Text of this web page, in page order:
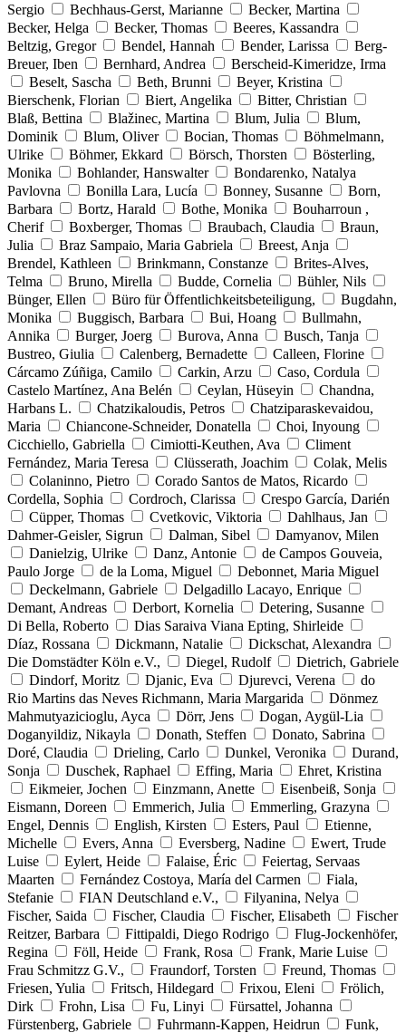
Sergio
Bechhaus-Gerst, Marianne
Becker, Martina
Becker, Helga
Becker, Thomas
Beeres, Kassandra
Beltzig, Gregor
Bendel, Hannah Bender, Larissa
Berg-
Breuer, Iben
Bernhard, Andrea
Berscheid-Kimeridze, Irma
Beselt, Sascha
Beth, Brunni
Beyer, Kristina
Bierschenk, Florian
Biert, Angelika
Bitter, Christian
Blaß, Bettina
Blažinec, Martina Blum, Julia
Blum,
Dominik
Blum, Oliver Bocian, Thomas
Böhmelmann,
Ulrike
Böhmer, Ekkard Börsch, Thorsten
Bösterling,
Monika
Bohlander, Hanswalter
Bondarenko, Natalya
Pavlovna
Bonilla Lara, Lucía Bonney, Susanne
Born,
Barbara
Bortz, Harald Bothe, Monika
Bouharroun ,
Cherif
Boxberger, Thomas Braubach, Claudia
Braun,
Julia
Braz Sampaio, Maria Gabriela
Breest, Anja
Brendel, Kathleen
Brinkmann, Constanze
Brites-Alves,
Telma
Bruno, Mirella Budde, Cornelia
Bühler, Nils
Bünger, Ellen
Büro für Öffentlichkeitsbeteiligung,
Bugdahn,
Monika
Buggisch, Barbara Bui, Hoang
Bullmahn,
Annika
Burger, Joerg Burova, Anna
Busch, Tanja
Bustreo, Giulia
Calenberg, Bernadette
Calleen, Florine
Cárcamo Zúñiga, Camilo
Carkin, Arzu
Caso, Cordula
Castelo Martínez, Ana Belén
Ceylan, Hüseyin
Chandna,
Harbans L.
Chatzikaloudis, Petros
Chatziparaskevaidou,
Maria
Chiancone-Schneider, Donatella
Choi, Inyoung
Cicchiello, Gabriella
Cimiotti-Keuthen, Ava
Climent
Fernández, Maria Teresa
Clüsserath, Joachim
Colak, Melis
Colaninno, Pietro
Corado Santos de Matos, Ricardo
Cordella, Sophia
Cordroch, Clarissa
Crespo García, Darién
Cüpper, Thomas
Cvetkovic, Viktoria
Dahlhaus, Jan
Dahmer-Geisler, Sigrun
Dalman, Sibel
Damyanov, Milen
Danielzig, Ulrike
Danz, Antonie
de Campos Gouveia,
Paulo Jorge
de la Loma, Miguel
Debonnet, Maria Miguel
Deckelmann, Gabriele
Delgadillo Lacayo, Enrique
Demant, Andreas
Derbort, Kornelia
Detering, Susanne
Di Bella, Roberto
Dias Saraiva Viana Epting, Shirleide
Díaz, Rossana
Dickmann, Natalie
Dickschat, Alexandra
Die Domstädter Köln e.V.,
Diegel, Rudolf
Dietrich, Gabriele
Dindorf, Moritz
Djanic, Eva Djurevci, Verena
do
Rio Martins das Neves Richmann, Maria Margarida
Dönmez
Mahmutyazicioglu, Ayca
Dörr, Jens
Dogan, Aygül-Lia
Doganyildiz, Nikayla
Donath, Steffen
Donato, Sabrina
Doré, Claudia
Drieling, Carlo Dunkel, Veronika
Durand,
Sonja
Duschek, Raphael Effing, Maria
Ehret, Kristina
Eikmeier, Jochen
Einzmann, Anette
Eisenbeiß, Sonja
Eismann, Doreen
Emmerich, Julia
Emmerling, Grazyna
Engel, Dennis
English, Kirsten Esters, Paul
Etienne,
Michelle
Evers, Anna Eversberg, Nadine
Ewert, Trude
Luise
Eylert, Heide Falaise, Éric
Feiertag, Servaas
Maarten
Fernández Costoya, María del Carmen
Fiala,
Stefanie
FIAN Deutschland e.V.,
Filyanina, Nelya
Fischer, Saida
Fischer, Claudia Fischer, Elisabeth
Fischer
Reitzer, Barbara
Fittipaldi, Diego Rodrigo
Flug-Jockenhöfer,
Regina
Föll, Heide Frank, Rosa
Frank, Marie Luise
Frau Schmitzz G.V.,
Fraundorf, Torsten
Freund, Thomas
Friesen, Yulia
Fritsch, Hildegard Frixou, Eleni
Frölich,
Dirk
Frohn, Lisa Fu, Linyi
Fürsattel, Johanna
Fürstenberg, Gabriele
Fuhrmann-Kappen, Heidrun
Funk,